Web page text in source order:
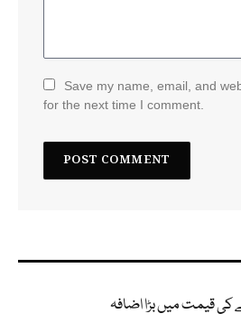
Save my name, email, and
for the next time I comment.